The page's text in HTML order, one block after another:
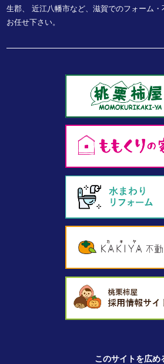
生郡、
近江八幡市など、滋賀でのフォーム
お任せ下さい。
このサイトを広め